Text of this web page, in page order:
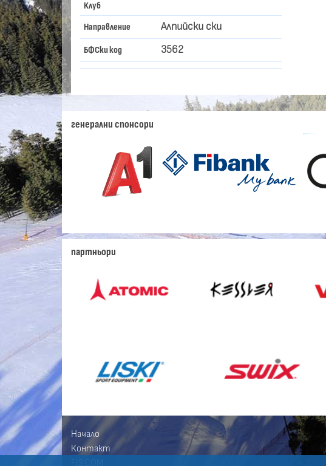
Клуб
Направление Алпийски ски
БФСки код 3562
генерални спонсори
партньори
Начало
Контакт